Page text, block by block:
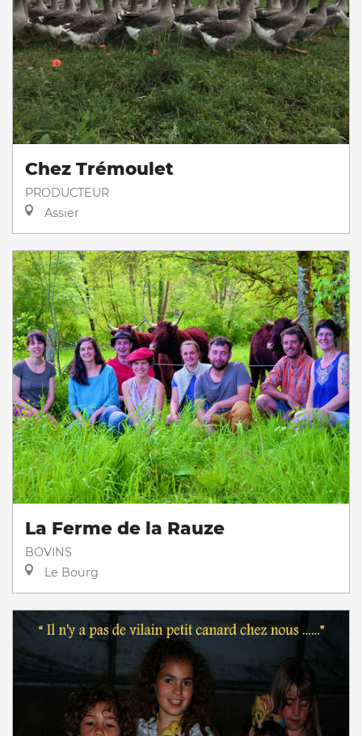
Chez Trémoulet
PRODUCTEUR
Assier
La Ferme de la Rauze
BOVINS
Le Bourg